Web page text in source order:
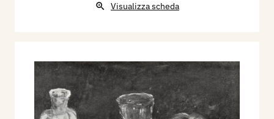
Visualizza scheda